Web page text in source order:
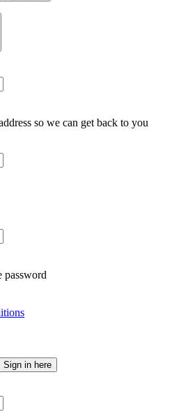
so we can get back to you
password
Sign in here